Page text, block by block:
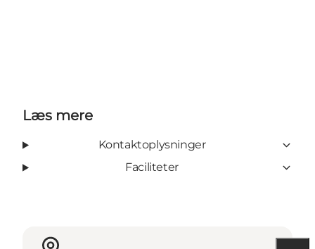
Læs mere
Kontaktoplysninger
Faciliteter